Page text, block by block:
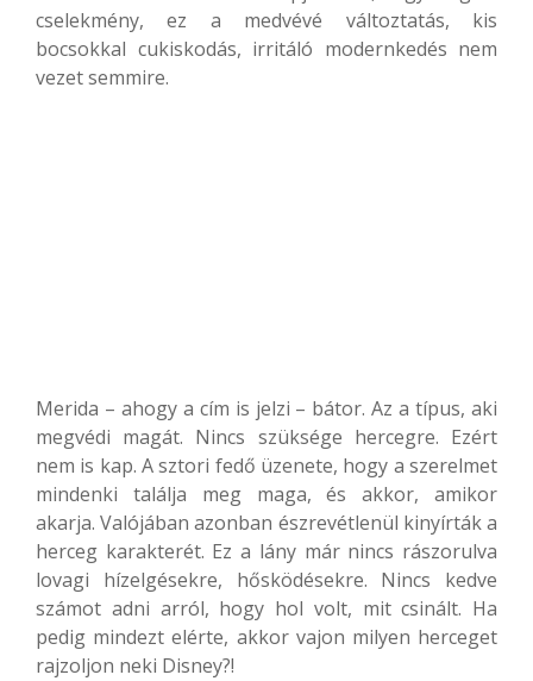
cselekmény, ez a medvévé változtatás, kis
bocsokkal cukiskodás, irritáló modernkedés nem
vezet semmire.
Merida – ahogy a cím is jelzi – bátor. Az a típus, aki
megvédi magát. Nincs szüksége hercegre. Ezért
nem is kap. A sztori fedő üzenete, hogy a szerelmet
mindenki találja meg maga, és akkor, amikor
akarja. Valójában azonban észrevétlenül kinyírták a
herceg karakterét. Ez a lány már nincs rászorulva
lovagi hízelgésekre, hősködésekre. Nincs kedve
számot adni arról, hogy hol volt, mit csinált. Ha
pedig mindezt elérte, akkor vajon milyen herceget
rajzoljon neki Disney?!